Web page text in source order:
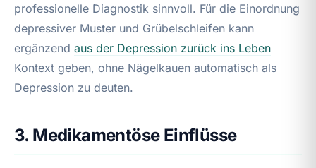
professionelle Diagnostik sinnvoll. Für die Einordnung
depressiver Muster und Grübelschleifen kann
ergänzend aus der Depression zurück ins Leben
Kontext geben, ohne Nägelkauen automatisch als
Depression zu deuten.
3. Medikamentöse Einflüsse